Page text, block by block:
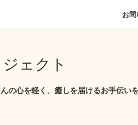
お問
ェクト
心を軽く、癒しを届けるお手伝いを